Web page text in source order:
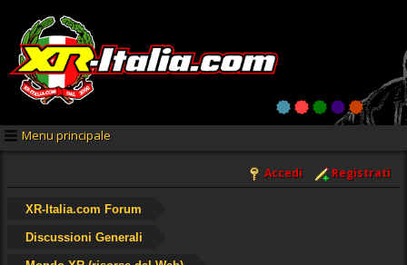
Menu principale
Accedi Registrati
XR-Italia.com Forum
Discussioni Generali